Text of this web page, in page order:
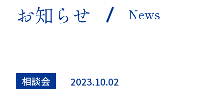
お知らせ News
相談会 2023.10.02